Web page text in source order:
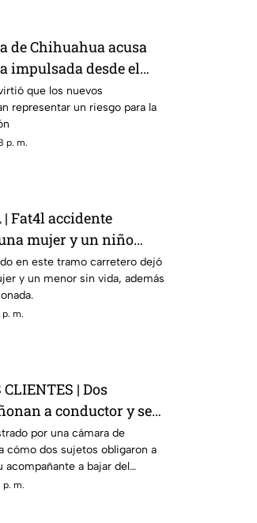
de Chihuahua acusa
impulsada desde el
que los nuevos
representar un riesgo para la
p. m.
| Fat4l accidente
mujer y un niño
Juan del Río
en este tramo carretero dejó
y un menor sin vida, además
m.
| Dos
a conductor y se
por una cámara de
cómo dos sujetos obligaron a
acompañante a bajar del
p. m.